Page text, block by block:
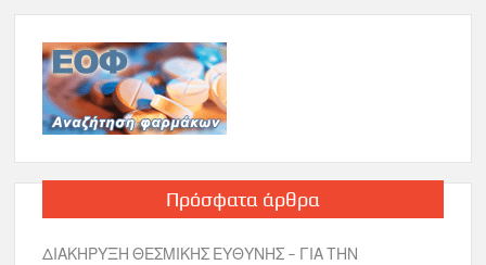
Πρόσφατα άρθρα
ΔΙΑΚΗΡΥΞΗ ΘΕΣΜΙΚΗΣ ΕΥΘΥΝΗΣ – ΓΙΑ ΤΗΝ